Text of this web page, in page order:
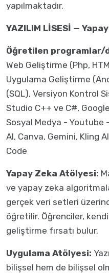
yapılmaktadır.
YAZILIM LİSESİ —
Öğretilen programlar/
Web Geliştirme (Php,
Uygulama Geliştirme
(SQL), Versiyon Kontrol
Studio C++ ve C#,
Sosyal Medya -
AI, Canva, Gemini, Kling
Code
Yapay Zeka Atölyesi:
ve yapay zeka
gerçek veri setleri
öğretilir. Öğrenciler,
geliştirme fırsatı bulur.
Uygulama Atölyesi:
bilişsel hem de bilişsel